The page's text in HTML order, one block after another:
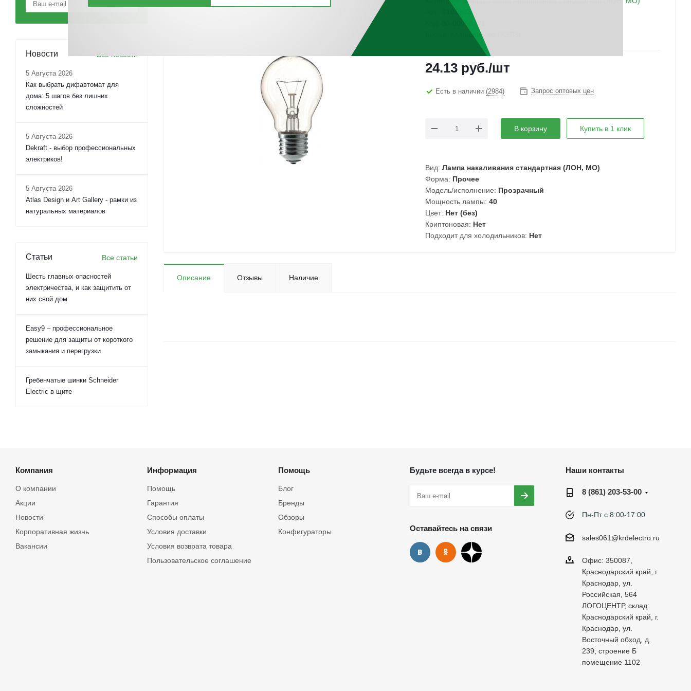
8101202
00-00068761
Калашниково (КЭЛЗ)
24.13 руб./шт
Есть в наличии (2984) Запрос оптовых цен
В корзину Купить в 1 клик
Вид: Лампа накаливания стандартная (ЛОН, МО)
Форма: Прочее
Модель/исполнение: Прозрачный
Мощность лампы: 40
Цвет: Нет (без)
Криптоновая: Нет
Подходит для холодильников: Нет
Описание Отзывы Наличие
Новости Все новости
5 Августа 2026
Как выбрать дифавтомат для
дома: 5 шагов без лишних
сложностей
5 Августа 2026
Dekraft - выбор профессиональных
электриков!
5 Августа 2026
Atlas Design и Art Gallery - рамки из
натуральных материалов
Статьи Все статьи
Шесть главных опасностей
электричества, и как защитить от
них свой дом
Easy9 – профессиональное
решение для защиты от короткого
замыкания и перегрузки
Гребенчатые шинки Schneider
Electric в щите
Компания
О компании
Акции
Новости
Корпоративная жизнь
Вакансии
Информация
Помощь
Гарантия
Способы оплаты
Условия доставки
Условия возврата товара
Пользовательское соглашение
Помощь
Блог
Бренды
Обзоры
Конфигураторы
Будьте всегда в курсе!
Оставайтесь на связи
Наши контакты
8 (861) 203-53-00
Пн-Пт с 8:00-17:00
sales061@krdelectro.ru
Офис: 350087,
Краснодарский край, г.
Краснодар, ул.
Российская, 564
ЛОГОЦЕНТР, склад:
Краснодарский край, г.
Краснодар, ул.
Восточный обход, д.
239, строение Б
помещение 1102